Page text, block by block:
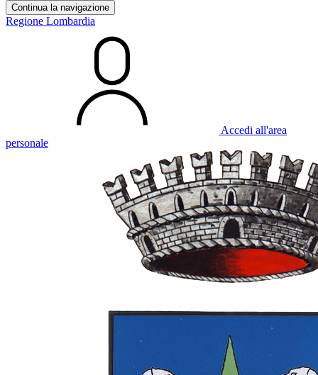
Continua la navigazione
Regione Lombardia
Accedi all'area
personale